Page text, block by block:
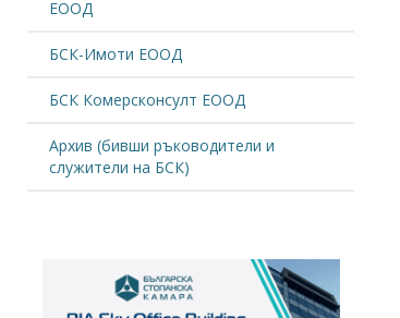
ЕООД
БСК-Имоти ЕООД
БСК Комерсконсулт ЕООД
Архив (бивши ръководители и
служители на БСК)